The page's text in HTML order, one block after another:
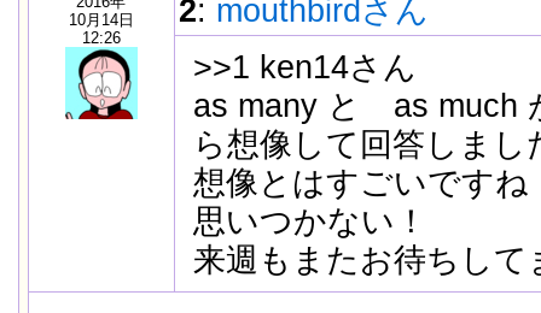
10月14日
12:26
2: mouthbirdさん
>>1 ken14さん
as many と as much
ら想像して回答しまし
想像とはすごいです
思いつかない！
来週もまたお待ちして